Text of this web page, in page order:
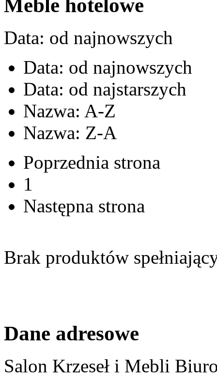
Meble hotelowe
Data: od najnowszych
Data: od najnowszych
Data: od najstarszych
Nazwa: A-Z
Nazwa: Z-A
Poprzednia strona
1
Następna strona
Brak produktów
Dane adresowe
Salon Krzeseł i Mebli